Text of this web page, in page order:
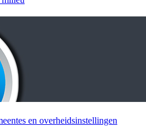
en overheidsinstellingen